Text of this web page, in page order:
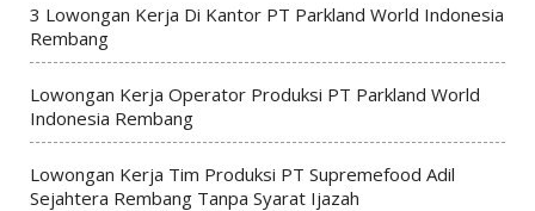
3 Lowongan Kerja Di Kantor PT Parkland World Indonesia
Rembang
Lowongan Kerja Operator Produksi PT Parkland World
Indonesia Rembang
Lowongan Kerja Tim Produksi PT Supremefood Adil
Sejahtera Rembang Tanpa Syarat Ijazah